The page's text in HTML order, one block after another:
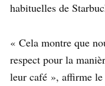
habituelles de
« Cela montre que
respect pour la
leur café », affirme le